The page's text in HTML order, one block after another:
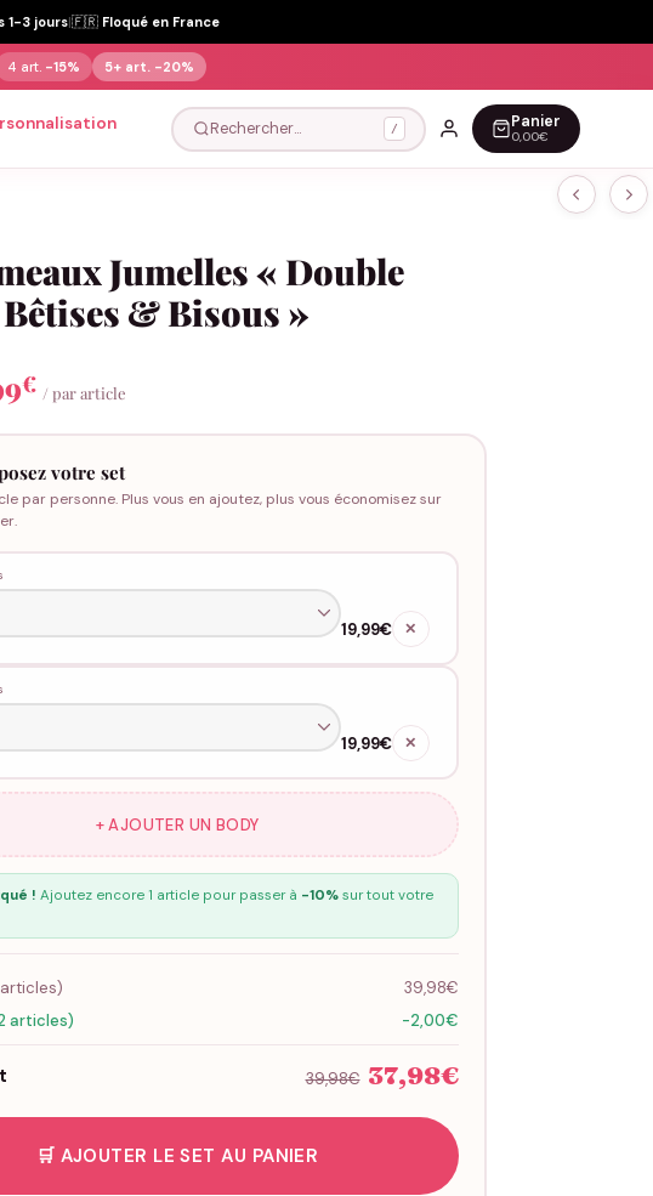
1-3 jours|🇫🇷 Floqué en France
4 art. -15% 5+ art. -20%
Rechercher… / Panier
0,00€
Jumelles « Double
& Bisous »
€ / par article
votre set
par personne. Plus vous en ajoutez, plus vous économisez sur
19,99€ ✕
19,99€ ✕
+ AJOUTER UN BODY
! Ajoutez encore 1 article pour passer à -10%sur tout votre
39,98€
articles)
-2,00€
39,98€ 37,98€
🛒 AJOUTER LE SET AU PANIER